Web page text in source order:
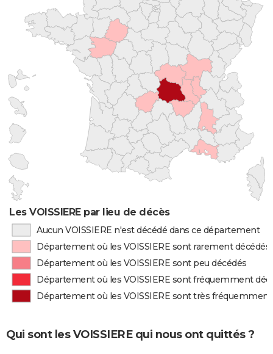
Les VOISSIERE par lieu de décès
Aucun VOISSIERE n'est décédé dans ce département
Département où les VOISSIERE sont rarement décédés
Département où les VOISSIERE sont peu décédés
Département où les VOISSIERE sont fréquemment
Département où les VOISSIERE sont très
Qui sont les VOISSIERE qui nous ont quittés ?